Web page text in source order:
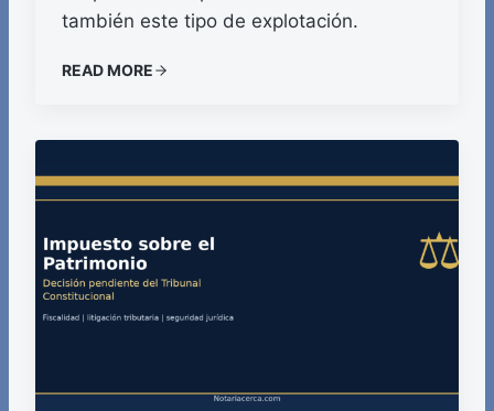
también este tipo de explotación.
READ MORE